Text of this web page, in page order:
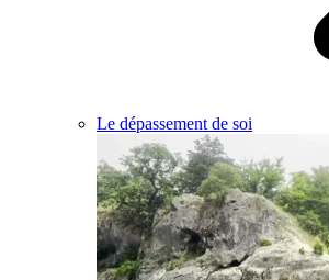
Le dépassement de soi